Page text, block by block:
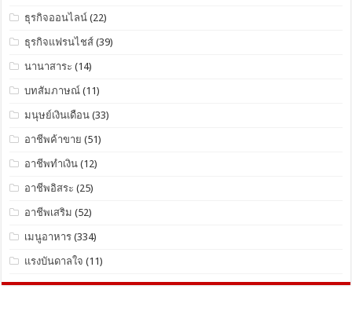
ธุรกิจออนไลน์ (22)
ธุรกิจแฟรนไชส์ (39)
นานาสาระ (14)
บทสัมภาษณ์ (11)
มนุษย์เงินเดือน (33)
อาชีพค้าขาย (51)
อาชีพทำเงิน (12)
อาชีพอิสระ (25)
อาชีพเสริม (52)
เมนูอาหาร (334)
แรงบันดาลใจ (11)